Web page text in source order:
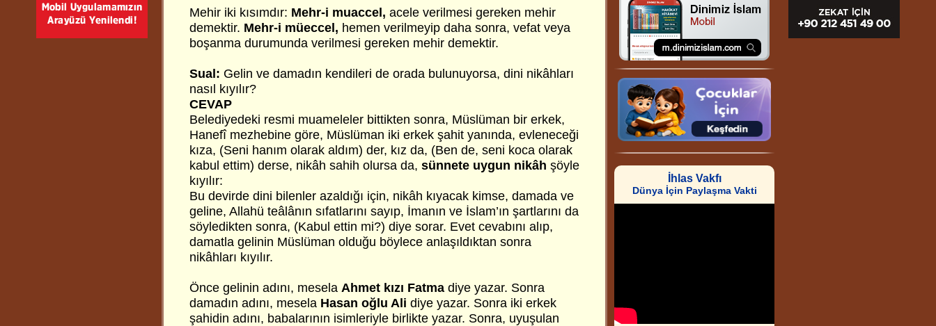
Mehir iki kısımdır: Mehr-i muaccel, acele verilmesi gereken mehir
demektir. Mehr-i müeccel, hemen verilmeyip daha sonra, vefat veya
boşanma durumunda verilmesi gereken mehir demektir.
Sual: Gelin ve damadın kendileri de orada bulunuyorsa, dini nikâhları
nasıl kıyılır?
CEVAP
Belediyedeki resmi muameleler bittikten sonra, Müslüman bir erkek,
Hanefî mezhebine göre, Müslüman iki erkek şahit yanında, evleneceği
kıza, (Seni hanım olarak aldım) der, kız da, (Ben de, seni koca olarak
kabul ettim) derse, nikâh sahih olursa da, sünnete uygun nikâh şöyle
kıyılır:
Bu devirde dini bilenler azaldığı için, nikâh kıyacak kimse, damada ve
geline, Allahü teâlânın sıfatlarını sayıp, İmanın ve İslam’ın şartlarını da
söyledikten sonra, (Kabul ettin mi?) diye sorar. Evet cevabını alıp,
damatla gelinin Müslüman olduğu böylece anlaşıldıktan sonra
nikâhları kıyılır.
Önce gelinin adını, mesela Ahmet kızı Fatma diye yazar. Sonra
damadın adını, mesela Hasan oğlu Ali diye yazar. Sonra iki erkek
şahidin adını, babalarının isimleriyle birlikte yazar. Sonra, uyuşulan
İhlas Vakfı
Dünya İçin Paylaşma Vakti